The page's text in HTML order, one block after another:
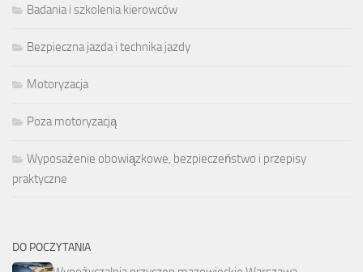
Badania i szkolenia kierowców
Bezpieczna jazda i technika jazdy
Motoryzacja
Poza motoryzacją
Wyposażenie obowiązkowe, bezpieczeństwo i przepisy
praktyczne
DO POCZYTANIA